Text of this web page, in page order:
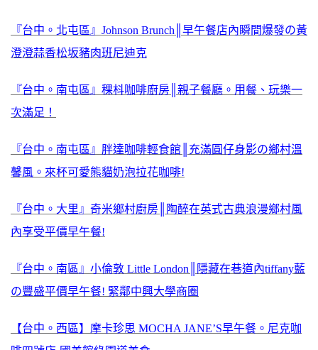
『台中。北屯區』Johnson Brunch║早午餐店內瞬間爆發の黃
澄澄蒜香松坂豬肉班尼迪克
『台中。南屯區』稞枓咖啡廚房║親子餐廳。用餐、玩樂一
次滿足！
『台中。南屯區』胖達咖啡輕食館║充滿圓仔身影の鄉村溫
馨風。來杯可愛熊貓奶泡拉花咖啡!
『台中。大里』奇米鄉村廚房║陶醉在英式古典浪漫鄉村風
內享受平價早午餐!
『台中。南區』小倫敦 Little London║隱藏在巷道內tiffany藍
の豐盛平價早午餐! 緊鄰中興大學商圈
【台中。西區】摩卡珍思 MOCHA JANE’S早午餐。尼克咖